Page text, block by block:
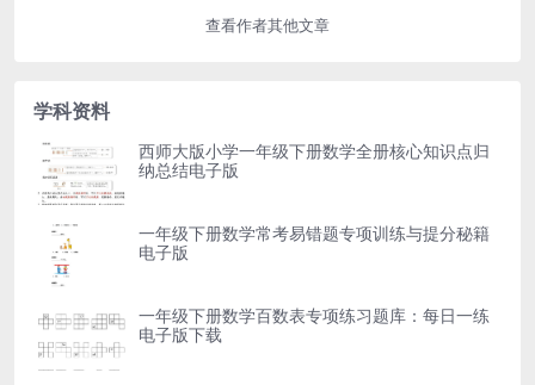
查看作者其他文章
学科资料
西师大版小学一年级下册数学全册核心知识点归
纳总结电子版
一年级下册数学常考易错题专项训练与提分秘籍
电子版
一年级下册数学百数表专项练习题库：每日一练
电子版下载